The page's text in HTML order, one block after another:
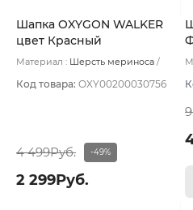
Шапка OXYGON WALKER
цвет Красный
Материал : Шерсть мериноса
Код товара: OXY00200030756
4 499Руб. -49%
2 299Руб.